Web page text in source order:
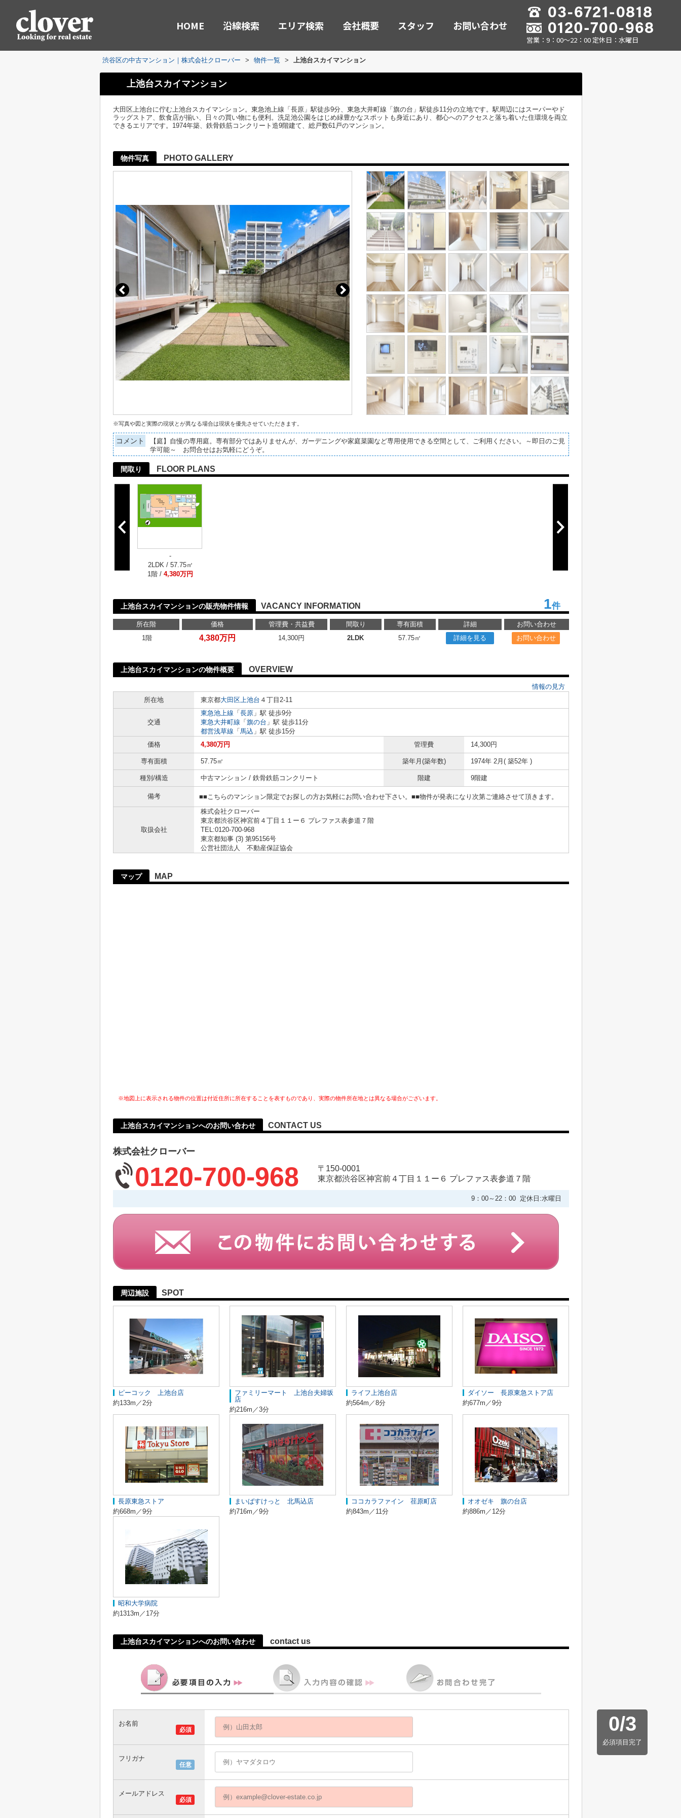
HOME 沿線検索 エリア検索 会社概要 スタッフ お問い合わせ
営業：9：00～22：00 定休日：水曜日
渋谷区の中古マンション｜株式会社クローバー > 物件一覧 > 上池台スカイマンション
上池台スカイマンション
大田区上池台に佇む上池台スカイマンション。東急池上線「長原」駅徒歩9分、東急大井町線「旗の台」駅徒歩11分の立地です。駅周辺にはスーパーやド
ラッグストア、飲食店が揃い、日々の買い物にも便利。洗足池公園をはじめ緑豊かなスポットも身近にあり、都心へのアクセスと落ち着いた住環境を両立
できるエリアです。1974年築、鉄骨鉄筋コンクリート造9階建て、総戸数61戸のマンション。
物件写真 PHOTO GALLERY
※写真や図と実際の現状とが異なる場合は現状を優先させていただきます。
コメント
【庭】自慢の専用庭。専有部分ではありませんが、ガーデニングや家庭菜園など専用使用できる空間として、ご利用ください。～即日のご見
学可能～ お問合せはお気軽にどうぞ。
間取り FLOOR PLANS
-
2LDK / 57.75㎡
1階 / 4,380万円
上池台スカイマンションの販売物件情報 VACANCY INFORMATION 1件
所在階 価格 管理費・共益費 間取り 専有面積 詳細
お問い合わせ
1階
4,380万円 14,300円 2LDK 57.75㎡ 詳細を見る お問い合わせ
上池台スカイマンションの物件概要 OVERVIEW
情報の見方
所在地
東京都大田区上池台 ４丁目2-11
交通
東急池上線 「 長原 」駅 徒歩9分
東急大井町線 「 旗の台 」駅 徒歩11分
都営浅草線 「 馬込 」駅 徒歩15分
価格
4,380万円 管理費 14,300円
専有面積 57.75㎡ 築年月(築年数) 1974年 2月( 築52年 )
種別/構造 中古マンション / 鉄骨鉄筋コンクリート 階建 9階建
備考 ■■こちらのマンション限定でお探しの方お気軽にお問い合わせ下さい。■■物件が発表になり次第ご連絡させて頂きます。
取扱会社
株式会社クローバー
東京都渋谷区神宮前４丁目１１ー６ プレファス表参道７階
TEL:0120-700-968
東京都知事 (3) 第95156号
公営社団法人 不動産保証協会
マップ MAP
※地図上に表示される物件の位置は付近住所に所在することを表すものであり、実際の物件所在地とは異なる場合がございます。
上池台スカイマンションへのお問い合わせ CONTACT US
株式会社クローバー
0120-700-968
〒150-0001
東京都渋谷区神宮前４丁目１１ー６ プレファス表参道７階
9：00～22：00 定休日:水曜日
周辺施設 SPOT
ピーコック 上池台店
約133m／2分
ファミリーマート 上池台夫婦坂
店
約216m／3分
ライフ上池台店
約564m／8分
ダイソー 長原東急ストア店
約677m／9分
長原東急ストア
約668m／9分
まいばすけっと 北馬込店
約716m／9分
ココカラファイン 荏原町店
約843m／11分
オオゼキ 旗の台店
約886m／12分
昭和大学病院
約1313m／17分
上池台スカイマンションへのお問い合わせ contact us
0/3
必須項目完了
必須
お名前
任意
フリガナ
必須
メールアドレス